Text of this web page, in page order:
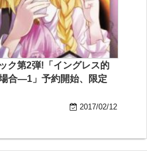
ク第2弾!「イングレス的
合―1」予約開始、限定
2017/02/12